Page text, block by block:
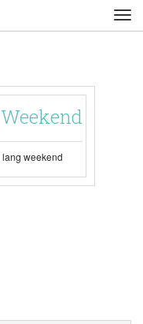
weekend